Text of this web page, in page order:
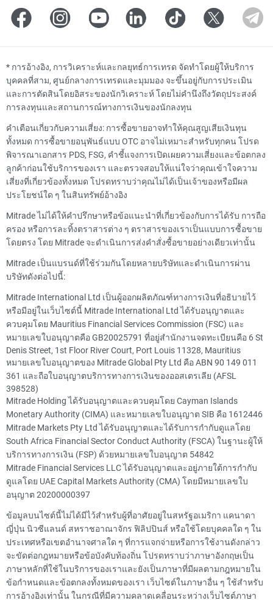
* การอ้างอิง, การวิเคราะห์และกลยุทธ์การเทรด จัดทำโดยผู้ให้บริการ
บุคคลที่สาม, ศูนย์กลางการเทรดและมุมมอง จะขึ้นอยู่กับการประเมิน
และการตัดสินโดยอิสระของนักวิเคราะห์ โดยไม่คำนึงถึงวัตถุประสงค์
การลงทุนและสถานการณ์ทางการเงินของนักลงทุน
คำเตือนเกี่ยวกับความเสี่ยง: การซื้อขายอาจทำให้คุณสูญเสียเงินทุน
ทั้งหมด การซื้อขายอนุพันธ์แบบ OTC อาจไม่เหมาะสำหรับทุกคน โปรด
พิจารณาเอกสาร PDS, FSG, คำชี้แจงการเปิดเผยความเสี่ยงและข้อตกลง
ลูกค้าก่อนใช้บริการของเรา และตรวจสอบให้แน่ใจว่าคุณเข้าใจความ
เสี่ยงที่เกี่ยวข้องทั้งหมด โปรดทราบว่าคุณไม่ได้เป็นเจ้าของหรือมีผล
ประโยชน์ใด ๆ ในสินทรัพย์อ้างอิง
Mitrade ไม่ได้ให้คำปรึกษาหรือข้อแนะนำที่เกี่ยวข้องกับการได้รับ การถือ
ครอง หรือการละทิ้งตราสารต่าง ๆ ตราสารของเราเป็นแบบการซื้อขาย
โดยตรง โดย Mitrade จะดำเนินการส่งคำสั่งซื้อขายอย่างเดียวเท่านั้น
Mitrade เป็นแบรนด์ที่ใช้ร่วมกันโดยหลายบริษัทและดำเนินการผ่าน
บริษัทดังต่อไปนี้:
Mitrade International Ltd เป็นผู้ออกผลิตภัณฑ์ทางการเงินที่อธิบายไว้
หรือมีอยู่ในเว็บไซต์นี้ Mitrade International Ltd ได้รับอนุญาตและ
ควบคุมโดย Mauritius Financial Services Commission (FSC) และ
หมายเลขใบอนุญาตคือ GB20025791 ที่อยู่สำนักงานจดทะเบียนคือ 6 St
Denis Street, 1st Floor River Court, Port Louis 11328, Mauritius
หมายเลขใบอนุญาตของ Mitrade Global Pty Ltd คือ ABN 90 149 011
361 และถือใบอนุญาตบริการทางการเงินของออสเตรเลีย (AFSL
398528)
Mitrade Holding ได้รับอนุญาตและควบคุมโดย Cayman Islands
Monetary Authority (CIMA) และหมายเลขใบอนุญาต SIB คือ 1612446
Mitrade Markets Pty Ltd ได้รับอนุญาตและได้รับการกำกับดูแลโดย
South Africa Financial Sector Conduct Authority (FSCA) ในฐานะผู้ให้
บริการทางการเงิน (FSP) ด้วยหมายเลขใบอนุญาต 54842
Mitrade Financial Services LLC ได้รับอนุญาตและอยู่ภายใต้การกำกับ
ดูแลโดย UAE Capital Markets Authority (CMA) โดยมีหมายเลขใบ
อนุญาต 20200000397
ข้อมูลบนไซต์นี้ไม่ได้มีไว้สำหรับผู้ที่อาศัยอยู่ในสหรัฐอเมริกา แคนาดา
ญี่ปุ่น นิวซีแลนด์ สหราชอาณาจักร ฟิลิปปินส์ หรือใช้โดยบุคคลใด ๆ ใน
ประเทศหรือเขตอำนาจศาลใด ๆ ที่การแจกจ่ายหรือการใช้งานดังกล่าว
จะขัดต่อกฎหมายหรือข้อบังคับท้องถิ่น โปรดทราบว่าภาษาอังกฤษเป็น
ภาษาหลักที่ใช้ในบริการของเราและยังเป็นภาษาที่มีผลตามกฎหมายใน
ข้อกำหนดและข้อตกลงทั้งหมดของเรา เว็บไซต์ในภาษาอื่น ๆ ใช้สำหรับ
การอ้างอิงเท่านั้น ในกรณีที่มีความคลาดเคลื่อนระหว่างเว็บไซต์ภาษา